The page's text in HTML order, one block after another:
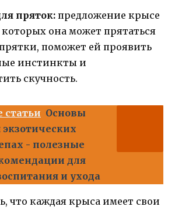
пряток:предложение крысе
она может прятаться
поможет ей проявить
инстинкты и
скучность.
Основы
- полезные
для
и ухода
что каждая крыса имеет свои